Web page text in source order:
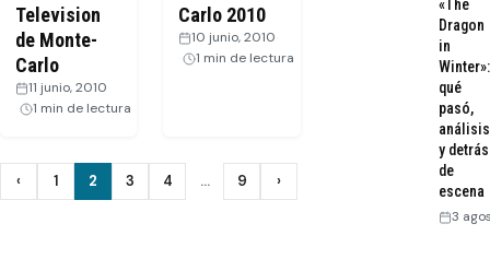
Television
de Monte-
Carlo
11 junio, 2010
1 min de lectura
Carlo 2010
10 junio, 2010
1 min de lectura
Paginación
‹ Anterior
1 2 3 4 … 9 ›
«The
Dragon
in
Winter»:
qué
pasó,
análisis
y detrás
de
escena
3